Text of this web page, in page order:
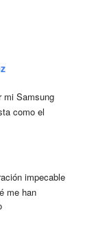
mi Samsung
como el
impecable
me han